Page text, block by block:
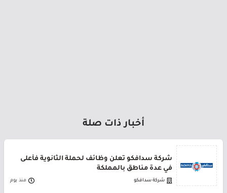
أخبار ذات صلة
شركة سدافكو تعلن وظائف لحملة الثانوية فأعلى
في عدة مناطق بالمملكة
شركة سدافكو منذ يوم